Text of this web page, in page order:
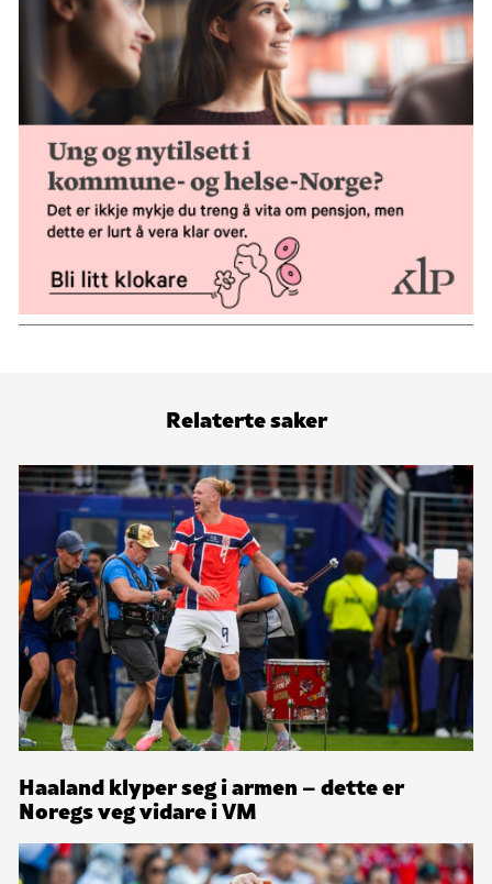
Relaterte saker
Haaland klyper seg i armen – dette er
Noregs veg vidare i VM